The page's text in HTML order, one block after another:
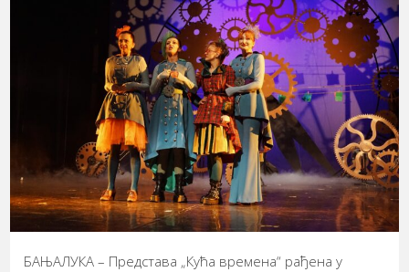
БАЊАЛУКА – Представа „Кућа времена“ рађена у